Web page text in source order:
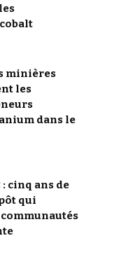
minières
les
dans le
: cinq ans de
qui
communautés